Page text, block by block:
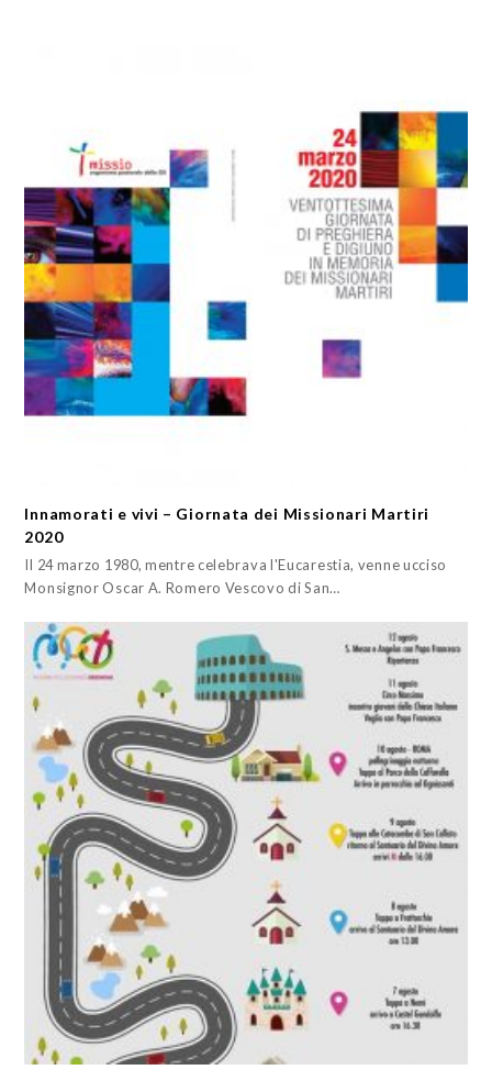
Innamorati e vivi – Giornata dei Missionari Martiri
2020
Il 24 marzo 1980, mentre celebrava l'Eucarestia, venne ucciso
Monsignor Oscar A. Romero Vescovo di San…